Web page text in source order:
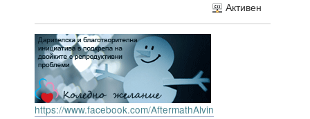
Активен
https://www.facebook.com/AftermathAlvin